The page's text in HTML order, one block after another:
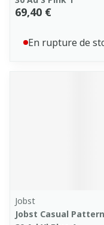
69,40 €
En rupture de
Jobst
Jobst Casual